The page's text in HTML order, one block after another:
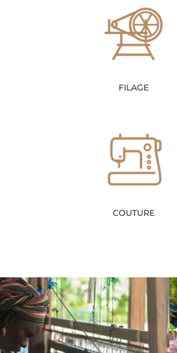
FILAGE
COUTURE